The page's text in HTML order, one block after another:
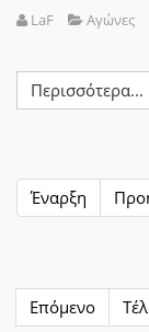
LaF Αγώνες
Περισσότερα...
Έναρξη
Επόμενο